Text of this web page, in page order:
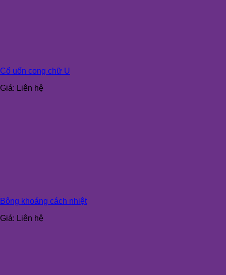
Cổ uốn cong chữ U
Giá: Liên hệ
Bông khoáng cách nhiệt
Giá: Liên hệ